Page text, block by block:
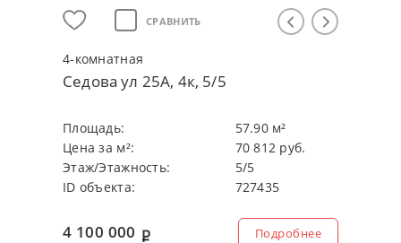
СРАВНИТЬ
4-кoмнaтнaя
Седова ул 25А, 4к, 5/5
Плoщaдь:
57.90 м²
Цeнa зa м²:
70 812 руб.
Этaж/Этaжнocть:
5/5
ID объекта:
727435
4 100 000 Подробнее